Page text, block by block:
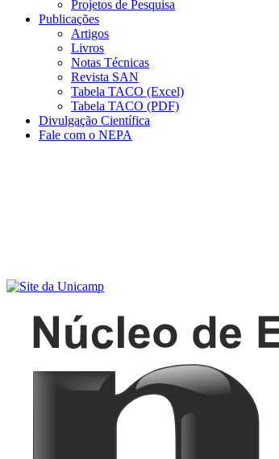
Projetos de Pesquisa
Publicações
Artigos
Livros
Notas Técnicas
Revista SAN
Tabela TACO (Excel)
Tabela TACO (PDF)
Divulgação Científica
Fale com o NEPA